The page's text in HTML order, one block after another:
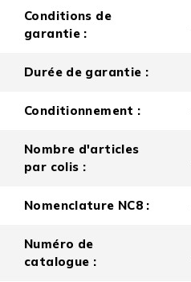
Conditions de
garantie :
Durée de garantie :
Conditionnement :
Nombre d'articles
par colis :
Nomenclature NC8 :
Numéro de
catalogue :